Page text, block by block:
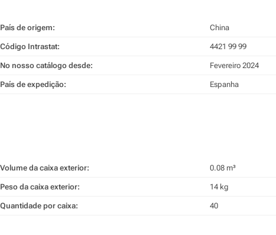
País de origem: China
Código Intrastat: 4421 99 99
No nosso catálogo desde: Fevereiro 2024
País de expedição: Espanha
Volume da caixa exterior: 0.08 m³
Peso da caixa exterior: 14 kg
Quantidade por caixa: 40